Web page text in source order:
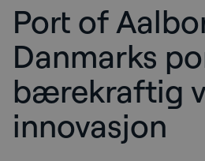
Port of
Danmarks
bærekraftig
innovasjon